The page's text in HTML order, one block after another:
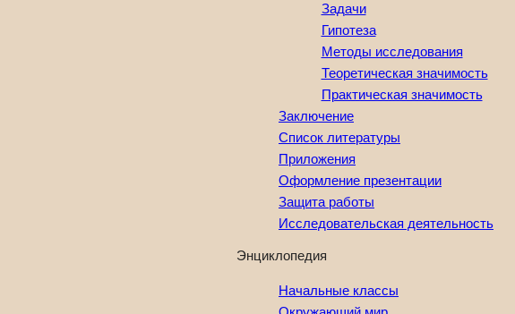
Задачи
Гипотеза
Методы исследования
Теоретическая значимость
Практическая значимость
Заключение
Список литературы
Приложения
Оформление презентации
Защита работы
Исследовательская деятельность
Энциклопедия
Начальные классы